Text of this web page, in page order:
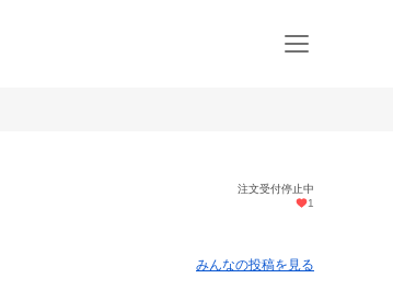
注文受付停止中
1
みんなの投稿を見る